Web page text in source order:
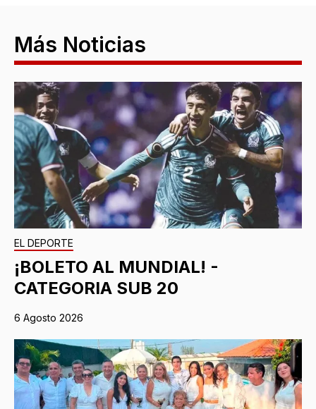
Más Noticias
EL DEPORTE
¡BOLETO AL MUNDIAL! -
CATEGORIA SUB 20
6 Agosto 2026